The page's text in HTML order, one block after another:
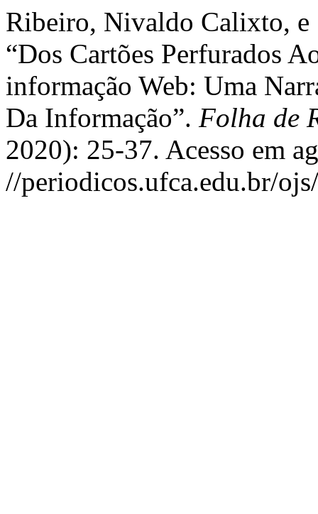
Ribeiro, Nivaldo Calixto, e
“Dos Cartões Perfurados
informação Web: Uma
Da Informação”. Folha de
2020): 25-37. Acesso em
//periodicos.ufca.edu.br/